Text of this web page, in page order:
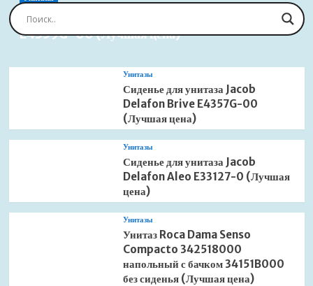
цена)
Сиденье для унитаза Jacob Delafon Brive
E4359G-00 (Лучшая цена)
Унитазы
Сиденье для унитаза Jacob
Delafon Brive E4357G-00
(Лучшая цена)
Унитазы
Сиденье для унитаза Jacob
Delafon Aleo E33127-0 (Лучшая
цена)
Унитазы
Унитаз Roca Dama Senso
Compacto 342518000
напольный с бачком 34151B000
без сиденья (Лучшая цена)